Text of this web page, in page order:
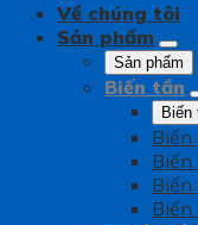
Về chúng tôi
Sản phẩm
Sản phẩm
Biến tần
Biến
Biến
Biến
Biến